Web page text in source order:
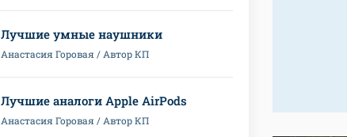
Лучшие умные наушники
Анастасия Горовая / Автор КП
Лучшие аналоги Apple AirРods
Анастасия Горовая / Автор КП